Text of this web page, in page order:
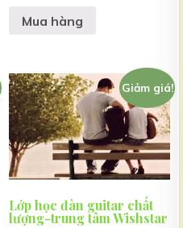
Mua hàng
Giảm giá!
Lớp học đàn guitar chất
lượng-trung tâm Wishstar